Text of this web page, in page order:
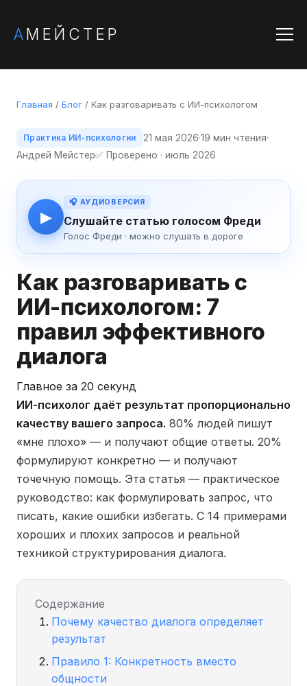
АМЕЙСТЕР
Главная / Блог / Как разговаривать с ИИ-психологом
Практика ИИ-психологии 21 мая 2026·19 мин чтения·
Андрей Мейстер✅ Проверено · июль 2026
▶
🎧 АУДИОВЕРСИЯ
Слушайте статью голосом Фреди
Голос Фреди · можно слушать в дороге
Как разговаривать с
ИИ-психологом: 7
правил эффективного
диалога
Главное за 20 секунд
ИИ-психолог даёт результат пропорционально
качеству вашего запроса. 80% людей пишут
«мне плохо» — и получают общие ответы. 20%
формулируют конкретно — и получают
точечную помощь. Эта статья — практическое
руководство: как формулировать запрос, что
писать, какие ошибки избегать. С 14 примерами
хороших и плохих запросов и реальной
техникой структурирования диалога.
Содержание
Почему качество диалога определяет
результат
Правило 1: Конкретность вместо
общности